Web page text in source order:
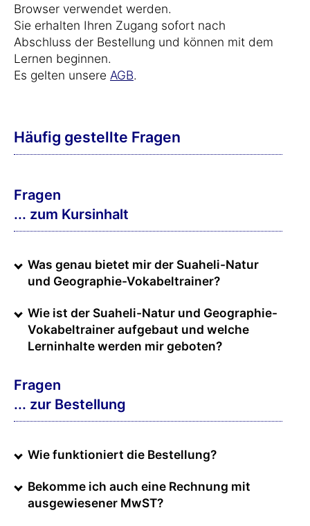
Browser verwendet werden.
Sie erhalten Ihren Zugang sofort nach
Abschluss der Bestellung und können mit dem
Lernen beginnen.
Es gelten unsere AGB.
Häufig gestellte Fragen
Fragen
... zum Kursinhalt
Was genau bietet mir der Suaheli-Natur
und Geographie-Vokabeltrainer?
Wie ist der Suaheli-Natur und Geographie-
Vokabeltrainer aufgebaut und welche
Lerninhalte werden mir geboten?
Fragen
... zur Bestellung
Wie funktioniert die Bestellung?
Bekomme ich auch eine Rechnung mit
ausgewiesener MwST?